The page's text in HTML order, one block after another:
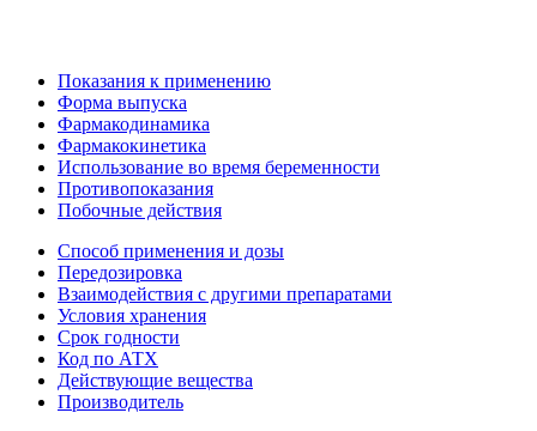
Показания к применению
Форма выпуска
Фармакодинамика
Фармакокинетика
Использование во время беременности
Противопоказания
Побочные действия
Способ применения и дозы
Передозировка
Взаимодействия с другими препаратами
Условия хранения
Срок годности
Код по АТХ
Действующие вещества
Производитель